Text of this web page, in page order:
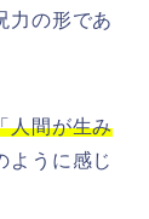
力の形であ
人間が生み
ように感じ